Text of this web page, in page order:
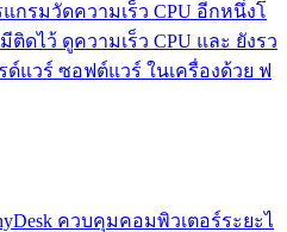
กรมวัดความเร็ว CPU อีกหนึ่งโ
ดไว้ ดูความเร็ว CPU และ ยังรว
แวร์ ซอฟต์แวร์ ในเครื่องด้วย ฟ
ควบคุมคอมพิวเตอร์ระยะไ